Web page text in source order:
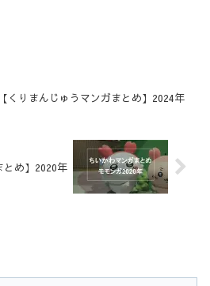
【くりまんじゅうマンガまとめ】2024年
とめ】2020年